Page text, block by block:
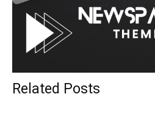
Related Posts